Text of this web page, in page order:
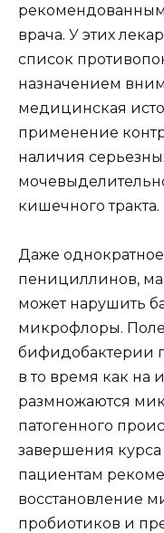
врача. У этих
список
назначением
медицинская
применение
наличия
кишечного тракта.
Даже
пенициллинов,
может нарушить
микрофлоры.
бифидобактерии
в то время как на
размножаются
патогенного
завершения
пациентам
восстановление
пробиотиков и